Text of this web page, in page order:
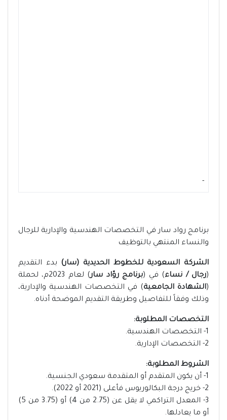
-
برنامج رواد سار في التخصصات الهندسية والإدارية للرجال
والنساء المنتهي بالتوظيف
الشركة السعودية للخطوط الحديدية (سار) بدء التقديم
(رجال / نساء) في (برنامج روّاد سار
) لعام 2023م، لحملة
(الشهادة الجامعية) في التخصصات الهندسية والإدارية،
وذلك وفقاً للتفاصيل وطريقة التقديم الموضحة أدناه.
التخصصات المطلوبة:
1- التخصصات الهندسية.
2- التخصصات الإدارية.
الشروط المطلوبة:
1- أن يكون المتقدم أو المتقدمة سعودي الجنسية.
2- خريج درجة البكالوريوس فأعلى (2021 أو 2022).
3- المعدل التراكمي لا يقل عن (2.75 من 4) أو (3.75 من 5)
أو ما يعادلها.